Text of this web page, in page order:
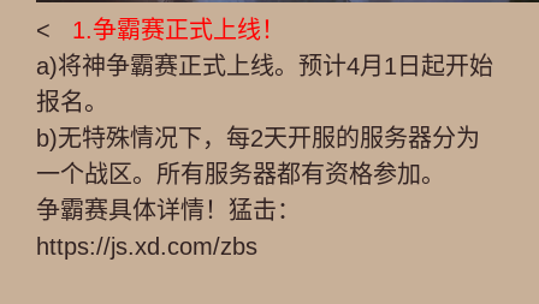
< 1.争霸赛正式上线！
a)将神争霸赛正式上线。预计4月1日起开始
报名。
b)无特殊情况下，每2天开服的服务器分为
一个战区。所有服务器都有资格参加。
争霸赛具体详情！猛击：
https://js.xd.com/zbs